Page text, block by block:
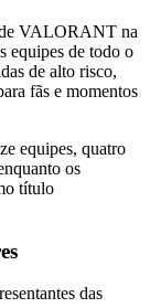
VALORANT na
equipes de todo o
de alto risco,
fãs e momentos
equipes, quatro
os
título
das